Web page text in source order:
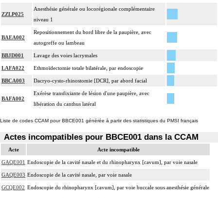
ZZLP025
Anesthésie générale ou locorégionale complémentaire
niveau 1
BAEA002
Repositionnement du bord libre de la paupière, avec
autogreffe ou lambeau
BBJD001 Lavage des voies lacrymales
LAFA022 Ethmoïdectomie totale bilatérale, par endoscopie
BBCA003 Dacryo-cysto-rhinostomie [DCR], par abord facial
BAFA002
Exérèse transfixiante de lésion d'une paupière, avec
libération du canthus latéral
Liste de codes CCAM pour BBCE001 générée à partir des statistiques du PMSI français
Actes incompatibles pour BBCE001 dans la CCAM
Acte Acte incompatible
GAQE001 Endoscopie de la cavité nasale et du rhinopharynx [cavum], par voie nasale
GAQE003 Endoscopie de la cavité nasale, par voie nasale
GCQE002 Endoscopie du rhinopharynx [cavum], par voie buccale sous anesthésie générale